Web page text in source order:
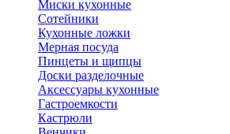
Миски кухонные
Сотейники
Кухонные ложки
Мерная посуда
Пинцеты и щипцы
Доски разделочные
Аксессуары кухонные
Гастроемкости
Кастрюли